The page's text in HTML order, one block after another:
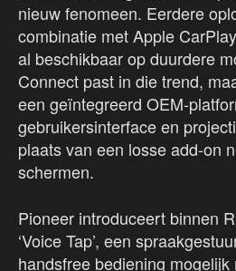
nieuw fenomeen. Eerdere
combinatie met Apple
al beschikbaar op duurdere
Connect past in die trend,
een geïntegreerd OEM-
gebruikersinterface en
plaats van een losse add-on
schermen.
Pioneer introduceert binnen
‘Voice Tap’, een
handsfree bediening mogelijk